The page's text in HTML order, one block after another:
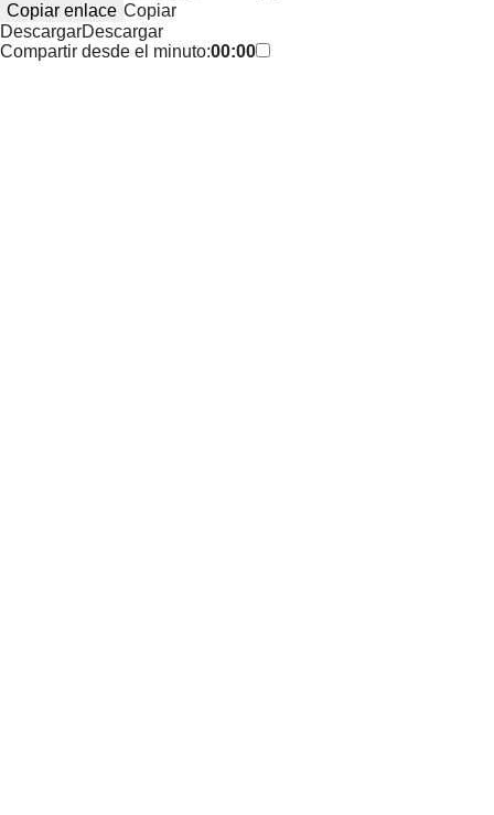
Copiar enlace Copiar
DescargarDescargar
Compartir desde el minuto:00:00